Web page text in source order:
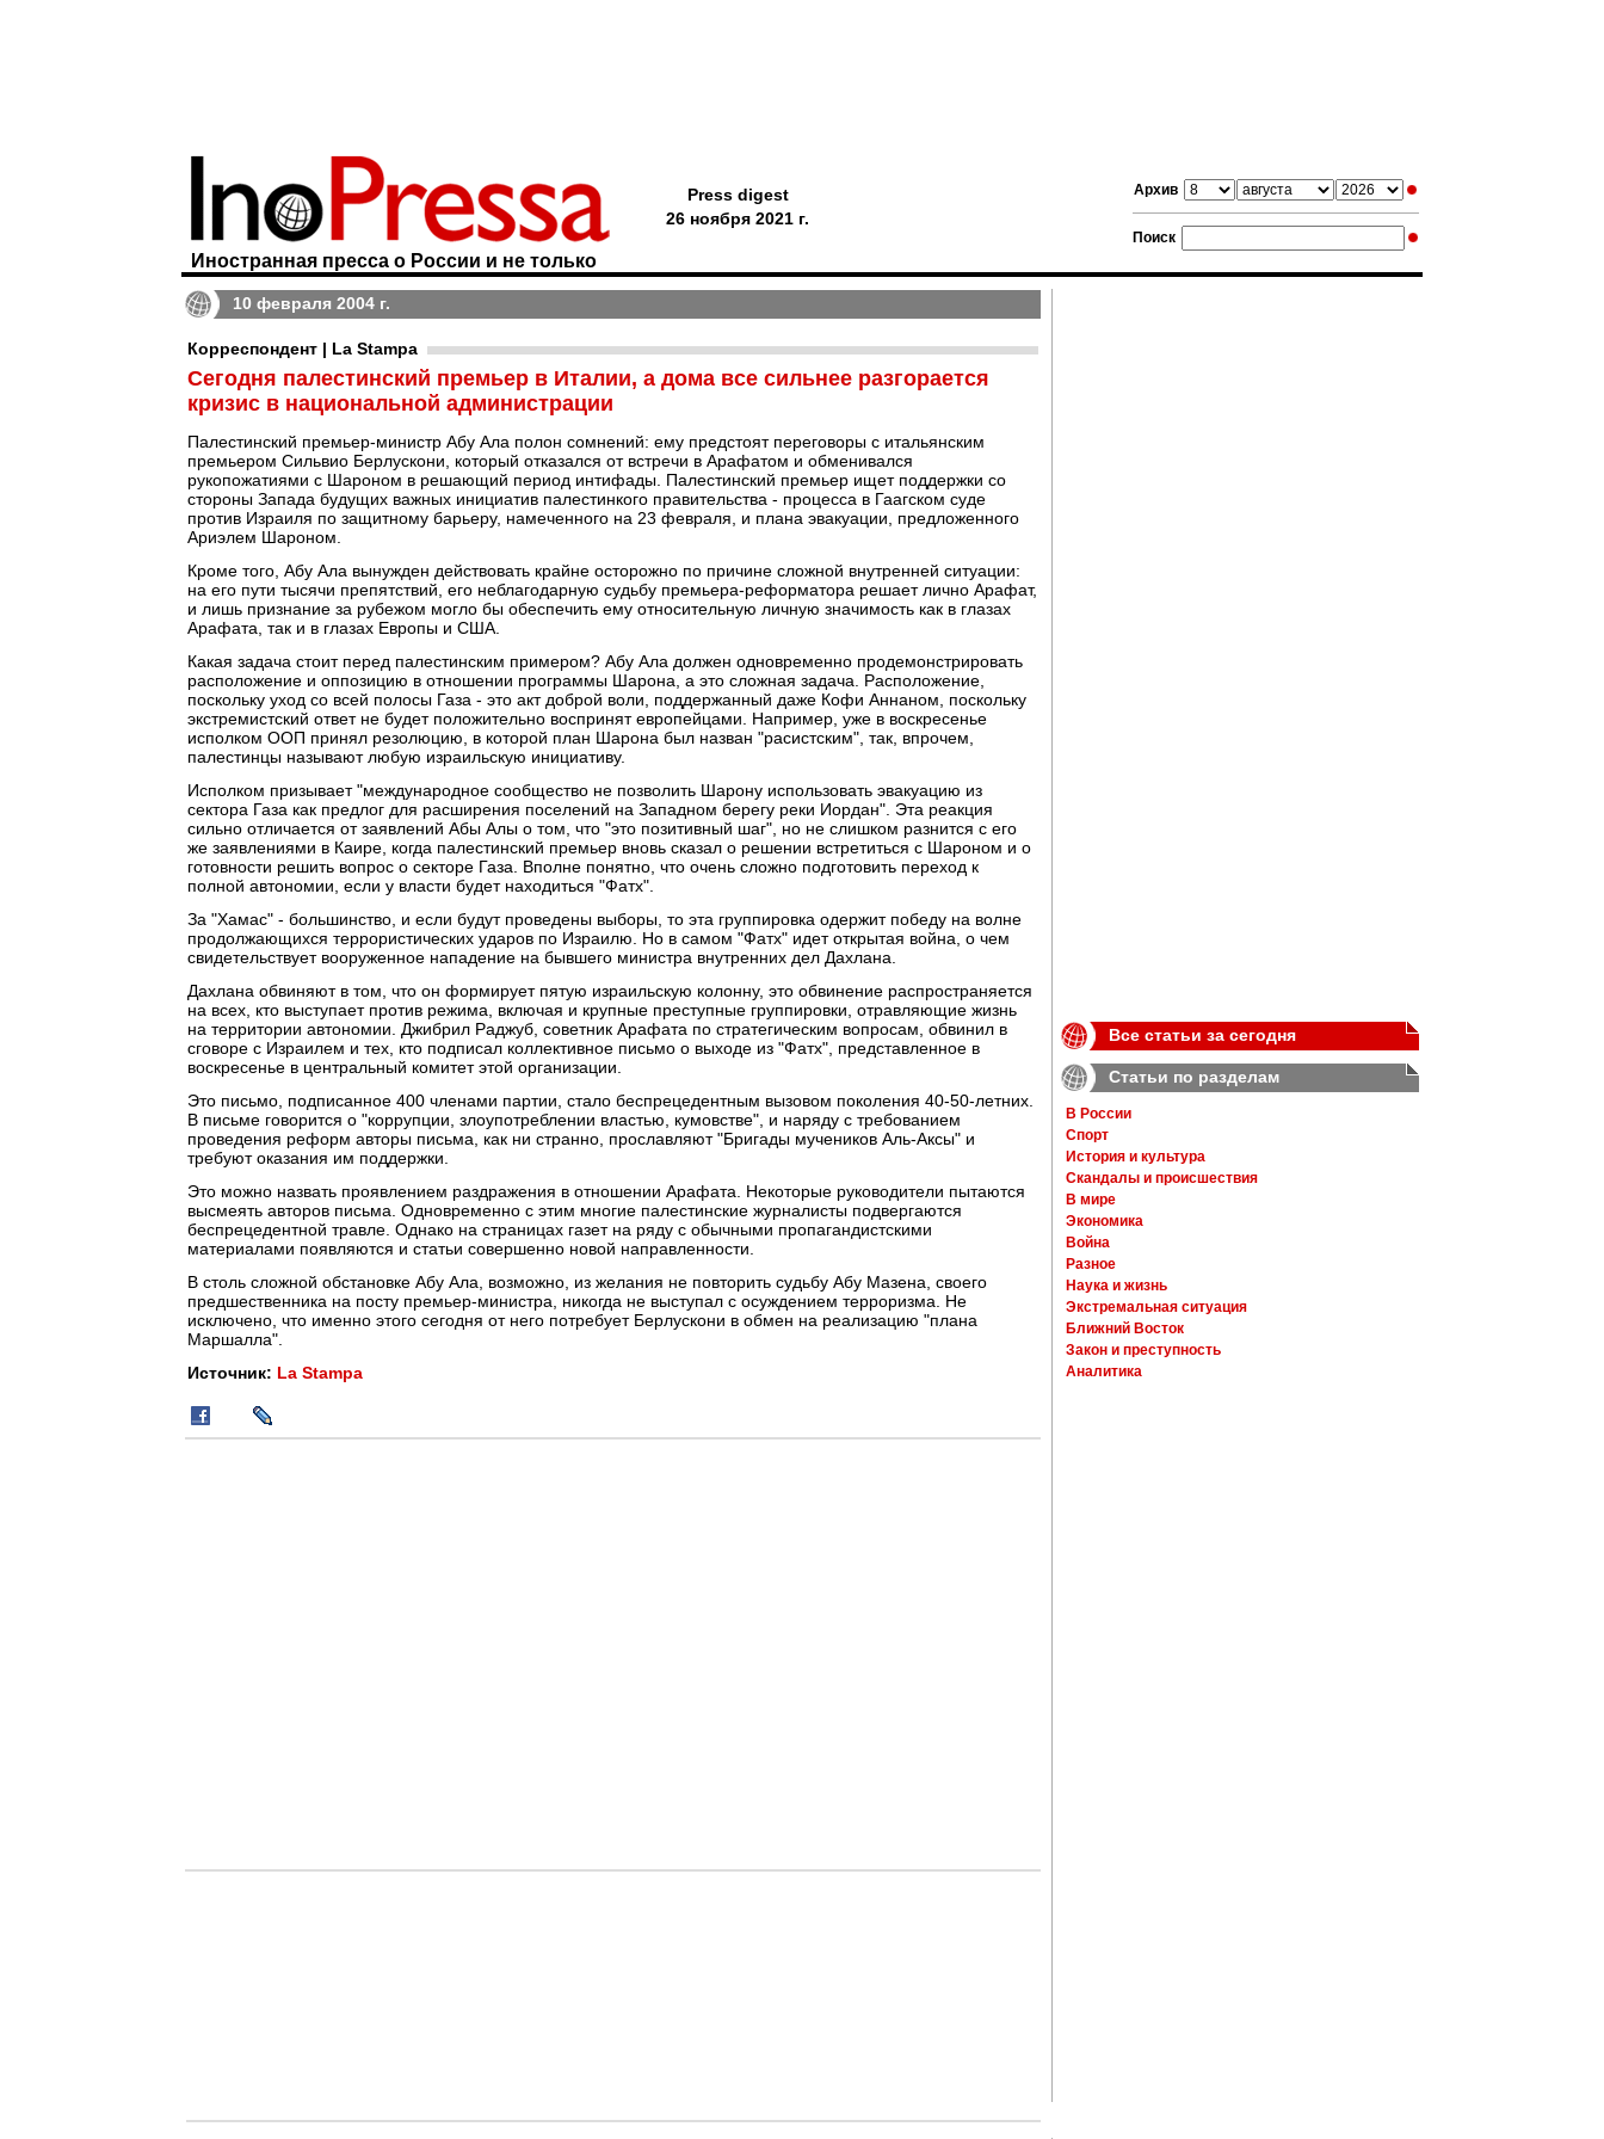
Архив
Поиск
Иностранная пресса о России и не только
Press digest
26 ноября 2021 г.
10 февраля 2004 г.
Корреспондент | La Stampa
Сегодня палестинский премьер в Италии, а дома все сильнее разгорается
кризис в национальной администрации
Палестинский премьер-министр Абу Ала полон сомнений: ему предстоят переговоры с итальянским
премьером Сильвио Берлускони, который отказался от встречи в Арафатом и обменивался
рукопожатиями с Шароном в решающий период интифады. Палестинский премьер ищет поддержки со
стороны Запада будущих важных инициатив палестинкого правительства - процесса в Гаагском суде
против Израиля по защитному барьеру, намеченного на 23 февраля, и плана эвакуации, предложенного
Ариэлем Шароном.
Кроме того, Абу Ала вынужден действовать крайне осторожно по причине сложной внутренней ситуации:
на его пути тысячи препятствий, его неблагодарную судьбу премьера-реформатора решает лично Арафат,
и лишь признание за рубежом могло бы обеспечить ему относительную личную значимость как в глазах
Арафата, так и в глазах Европы и США.
Какая задача стоит перед палестинским примером? Абу Ала должен одновременно продемонстрировать
расположение и оппозицию в отношении программы Шарона, а это сложная задача. Расположение,
поскольку уход со всей полосы Газа - это акт доброй воли, поддержанный даже Кофи Аннаном, поскольку
экстремистский ответ не будет положительно воспринят европейцами. Например, уже в воскресенье
исполком ООП принял резолюцию, в которой план Шарона был назван "расистским", так, впрочем,
палестинцы называют любую израильскую инициативу.
Исполком призывает "международное сообщество не позволить Шарону использовать эвакуацию из
сектора Газа как предлог для расширения поселений на Западном берегу реки Иордан". Эта реакция
сильно отличается от заявлений Абы Алы о том, что "это позитивный шаг", но не слишком разнится с его
же заявлениями в Каире, когда палестинский премьер вновь сказал о решении встретиться с Шароном и о
готовности решить вопрос о секторе Газа. Вполне понятно, что очень сложно подготовить переход к
полной автономии, если у власти будет находиться "Фатх".
За "Хамас" - большинство, и если будут проведены выборы, то эта группировка одержит победу на волне
продолжающихся террористических ударов по Израилю. Но в самом "Фатх" идет открытая война, о чем
свидетельствует вооруженное нападение на бывшего министра внутренних дел Дахлана.
Дахлана обвиняют в том, что он формирует пятую израильскую колонну, это обвинение распространяется
на всех, кто выступает против режима, включая и крупные преступные группировки, отравляющие жизнь
на территории автономии. Джибрил Раджуб, советник Арафата по стратегическим вопросам, обвинил в
сговоре с Израилем и тех, кто подписал коллективное письмо о выходе из "Фатх", представленное в
воскресенье в центральный комитет этой организации.
Это письмо, подписанное 400 членами партии, стало беспрецедентным вызовом поколения 40-50-летних.
В письме говорится о "коррупции, злоупотреблении властью, кумовстве", и наряду с требованием
проведения реформ авторы письма, как ни странно, прославляют "Бригады мучеников Аль-Аксы" и
требуют оказания им поддержки.
Это можно назвать проявлением раздражения в отношении Арафата. Некоторые руководители пытаются
высмеять авторов письма. Одновременно с этим многие палестинские журналисты подвергаются
беспрецедентной травле. Однако на страницах газет на ряду с обычными пропагандистскими
материалами появляются и статьи совершенно новой направленности.
В столь сложной обстановке Абу Ала, возможно, из желания не повторить судьбу Абу Мазена, своего
предшественника на посту премьер-министра, никогда не выступал с осуждением терроризма. Не
исключено, что именно этого сегодня от него потребует Берлускони в обмен на реализацию "плана
Маршалла".
Источник: La Stampa
Все статьи за сегодня
Статьи по разделам
В России
Спорт
История и культура
Скандалы и происшествия
В мире
Экономика
Война
Разное
Наука и жизнь
Экстремальная ситуация
Ближний Восток
Закон и преступность
Аналитика